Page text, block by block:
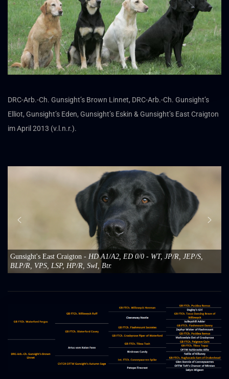
DRC-Arb.-Ch. Gunsight’s Brown Linnet, DRC-Arb.-Ch. Gunsight’s
Elliot, Gunsight’s Eden, Gunsight’s Eskin & Gunsight’s East Craigton
im April 2013 (v.l.n.r.).
Gunsight's East Craigton - HD A1/A2, ED 0/0 - WT, JP/R, JEP/S,
BLP/R, VPS, LSP, HP/R, SwI, Btr.